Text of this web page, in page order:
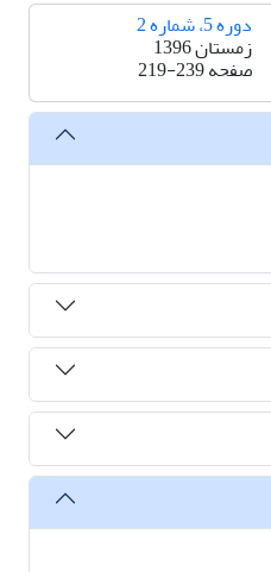
دوره 5، شماره 2
زمستان 1396
صفحه219-239